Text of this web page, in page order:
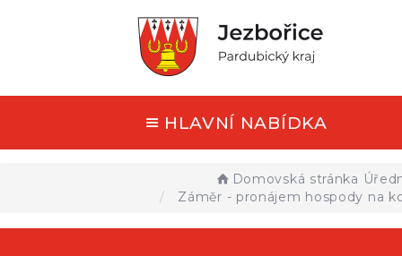
HLAVNÍ NABÍDKA
Domovská stránka
Záměr - pronájem hospody na